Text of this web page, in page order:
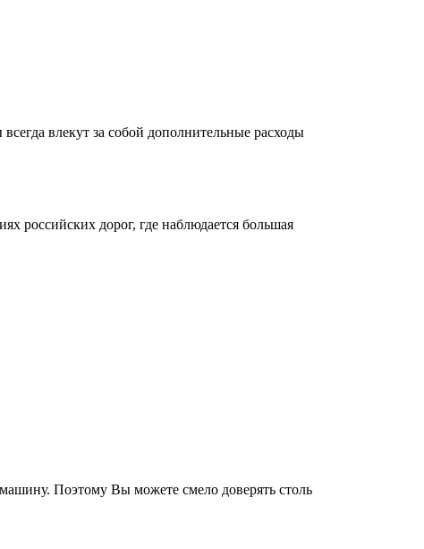
влекут за собой дополнительные расходы
российских дорог, где наблюдается большая
Поэтому Вы можете смело доверять столь